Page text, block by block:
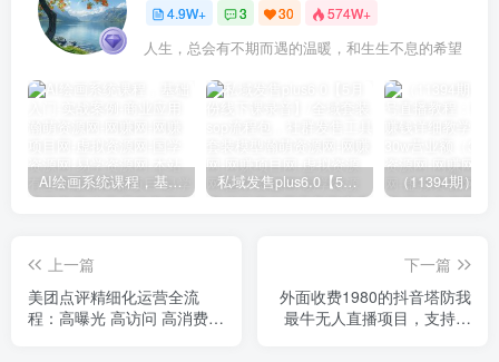
4.9W+ 3 30 574W+
人生，总会有不期而遇的温暖，和生生不息的希望
AI绘画系统课程，基础入门-实战案例-商业应用 私域发售plus6.0【5月份线下课录音】/全域套装sop流程包，社群发售工具套装模型
上一篇
美团点评精细化运营全流
程：高曝光 高访问 高消费转
下一篇
外面收费1980的抖音塔防我
最牛无人直播项目，支持抖